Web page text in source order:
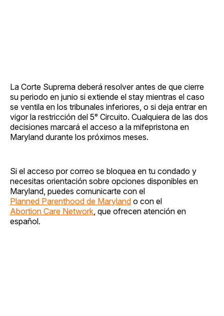
La Corte Suprema deberá resolver antes de que cierre
su periodo en junio si extiende el stay mientras el caso
se ventila en los tribunales inferiores, o si deja entrar en
vigor la restricción del 5° Circuito. Cualquiera de las dos
decisiones marcará el acceso a la mifepristona en
Maryland durante los próximos meses.
Si el acceso por correo se bloquea en tu condado y
necesitas orientación sobre opciones disponibles en
Maryland, puedes comunicarte con el
Planned Parenthood de Maryland o con el
Abortion Care Network, que ofrecen atención en
español.